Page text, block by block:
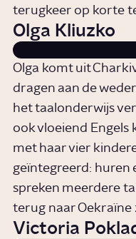
terugkeer op korte
Olga Kliuzko
Olga komt uit
dragen aan de
het taalonderwijs
ook vloeiend Engels
met haar vier
geïntegreerd: huren
spreken meerdere
terug naar Oekraïne
Victoria